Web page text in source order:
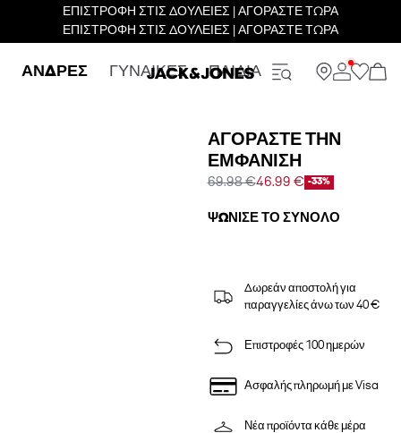
ΕΠΙΣΤΡΟΦΗ ΣΤΙΣ ΔΟΥΛΕΙΕΣ | ΑΓΟΡΑΣΤΕ ΤΩΡΑ
ΕΠΙΣΤΡΟΦΗ ΣΤΙΣ ΔΟΥΛΕΙΕΣ | ΑΓΟΡΑΣΤΕ ΤΩΡΑ
ΑΝΔΡΕΣ ΓΥΝΑΙΚΕΣ ΠΑΙΔΙΑ
ΑΓΟΡΆΣΤΕ ΤΗΝ
ΕΜΦΆΝΙΣΗ
69.98 €46.99 € -33%
ΨΏΝΙΣΕ ΤΟ ΣΎΝΟΛΟ
Δωρεάν αποστολή για
παραγγελίες άνω των 40 €
Επιστροφές 100 ημερών
Ασφαλής πληρωμή με Visa
Νέα προϊόντα κάθε μέρα